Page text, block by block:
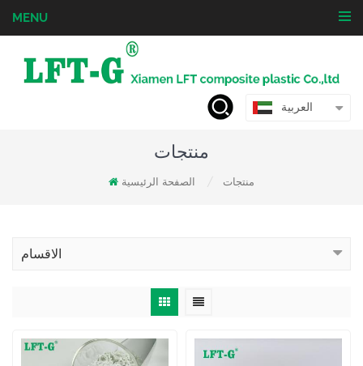
MENU
العربية
منتجات
الصفحة الرئيسية منتجات
الاقسام